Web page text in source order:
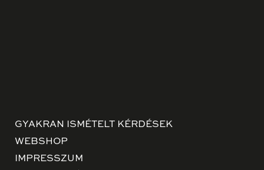
GYAKRAN ISMÉTELT KÉRDÉSEK
WEBSHOP
IMPRESSZUM